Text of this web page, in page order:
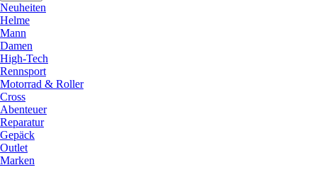
Neuheiten
Helme
Mann
Damen
High-Tech
Rennsport
Motorrad & Roller
Cross
Abenteuer
Reparatur
Gepäck
Outlet
Marken